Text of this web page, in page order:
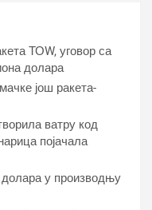
ТОW, уговор са
долара
још ракета-
ватру код
појачала
у производњу